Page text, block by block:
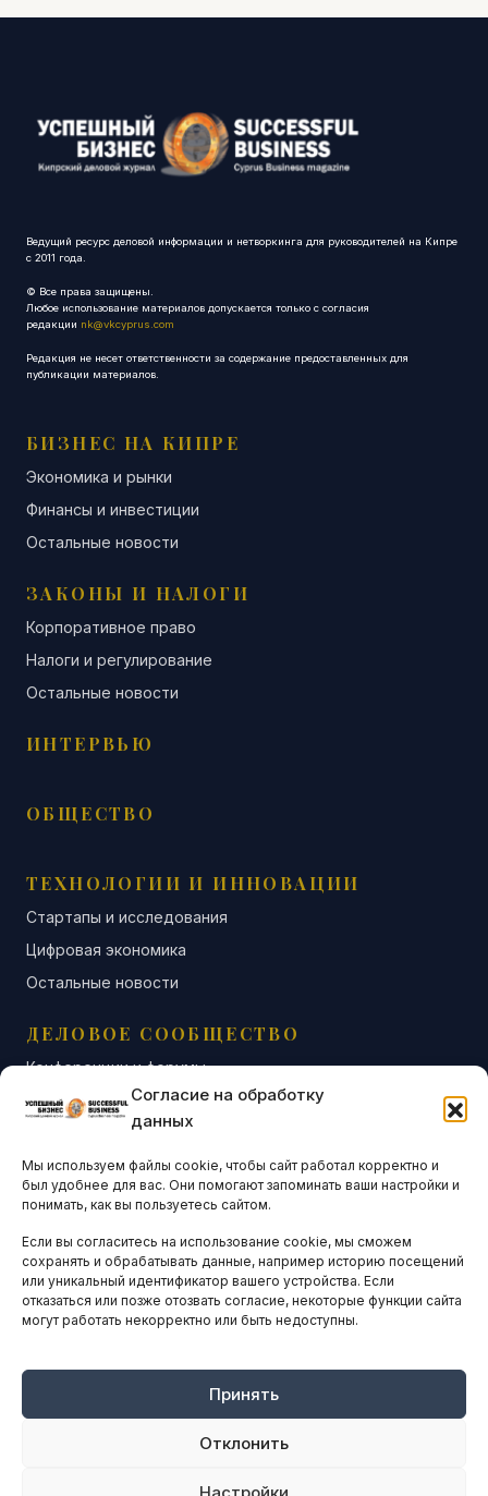
Согласие на обработку
данных
Мы используем файлы cookie, чтобы сайт работал корректно и
был удобнее для вас. Они помогают запоминать ваши настройки и
понимать, как вы пользуетесь сайтом.
Если вы согласитесь на использование cookie, мы сможем
сохранять и обрабатывать данные, например историю посещений
или уникальный идентификатор вашего устройства. Если
отказаться или позже отозвать согласие, некоторые функции сайта
могут работать некорректно или быть недоступны.
Принять
Отклонить
Настройки
Ведущий ресурс деловой информации и нетворкинга для руководителей на Кипре
с 2011 года.
© Все права защищены.
Любое использование материалов допускается только с согласия
редакции nk@vkcyprus.com
Редакция не несет ответственности за содержание предоставленных для
публикации материалов.
БИЗНЕС НА КИПРЕ
Экономика и рынки
Финансы и инвестиции
Остальные новости
ЗАКОНЫ И НАЛОГИ
Корпоративное право
Налоги и регулирование
Остальные новости
ИНТЕРВЬЮ
ОБЩЕСТВО
ТЕХНОЛОГИИ И ИННОВАЦИИ
Стартапы и исследования
Цифровая экономика
Остальные новости
ДЕЛОВОЕ СООБЩЕСТВО
Конференции и форумы
Бизнес-клубы и ассоциации
Остальные новости
АНАЛИТИКА И СТАТИСТИКА
ARTICLES IN ENGLISH
НАВИГАЦИЯ
Оплата онлайн